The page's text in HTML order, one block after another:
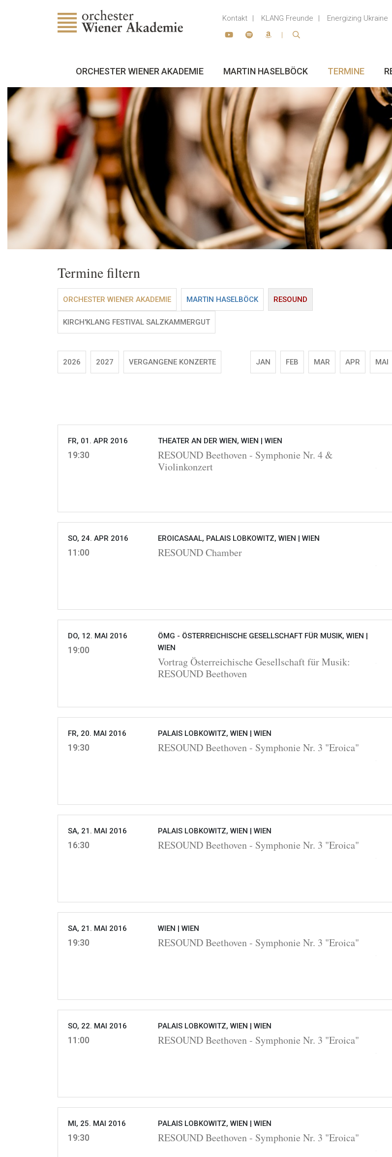
Kontakt KLANG Freunde Energizing Ukraine
ORCHESTER WIENER AKADEMIE MARTIN HASELBÖCK TERMINE
Termine filtern
ORCHESTER WIENER AKADEMIE MARTIN HASELBÖCK RESOUND
KIRCH'KLANG FESTIVAL SALZKAMMERGUT
2026 2027 VERGANGENE KONZERTE JAN FEB MAR APR MAI
FR, 01. APR 2016
19:30
THEATER AN DER WIEN, WIEN | WIEN
RESOUND Beethoven - Symphonie Nr. 4 &
Violinkonzert
SO, 24. APR 2016
11:00
EROICASAAL, PALAIS LOBKOWITZ, WIEN | WIEN
RESOUND Chamber
DO, 12. MAI 2016
19:00
ÖMG - ÖSTERREICHISCHE GESELLSCHAFT FÜR MUSIK, WIEN |
WIEN
Vortrag Österreichische Gesellschaft für Musik:
RESOUND Beethoven
FR, 20. MAI 2016
19:30
PALAIS LOBKOWITZ, WIEN | WIEN
RESOUND Beethoven - Symphonie Nr. 3 "Eroica"
SA, 21. MAI 2016
16:30
PALAIS LOBKOWITZ, WIEN | WIEN
RESOUND Beethoven - Symphonie Nr. 3 "Eroica"
SA, 21. MAI 2016
19:30
WIEN | WIEN
RESOUND Beethoven - Symphonie Nr. 3 "Eroica"
SO, 22. MAI 2016
11:00
PALAIS LOBKOWITZ, WIEN | WIEN
RESOUND Beethoven - Symphonie Nr. 3 "Eroica"
MI, 25. MAI 2016
19:30
PALAIS LOBKOWITZ, WIEN | WIEN
RESOUND Beethoven - Symphonie Nr. 3 "Eroica"